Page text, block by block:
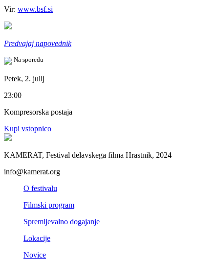
Vir: www.bsf.si
Predvajaj napovednik
Na sporedu
Petek, 2. julij
23:00
Kompresorska postaja
Kupi vstopnico
KAMERAT, Festival delavskega filma Hrastnik, 2024
info@kamerat.org
O festivalu
Filmski program
Spremljevalno dogajanje
Lokacije
Novice